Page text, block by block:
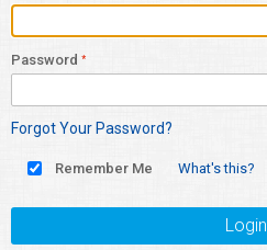
Password
Forgot Your Password?
Remember Me What's this?
Login